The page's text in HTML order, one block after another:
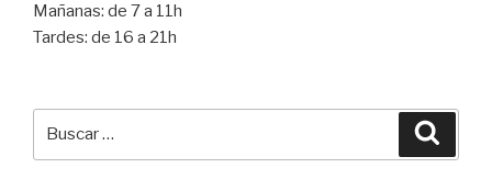
Mañanas: de 7 a 11h
Tardes: de 16 a 21h